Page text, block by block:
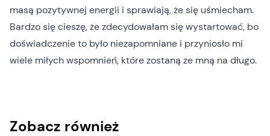
masą pozytywnej energii i sprawiają, że się uśmiecham.
Bardzo się cieszę, że zdecydowałam się wystartować, bo
doświadczenie to było niezapomniane i przyniosło mi
wiele miłych wspomnień, które zostaną ze mną na długo.
Zobacz również